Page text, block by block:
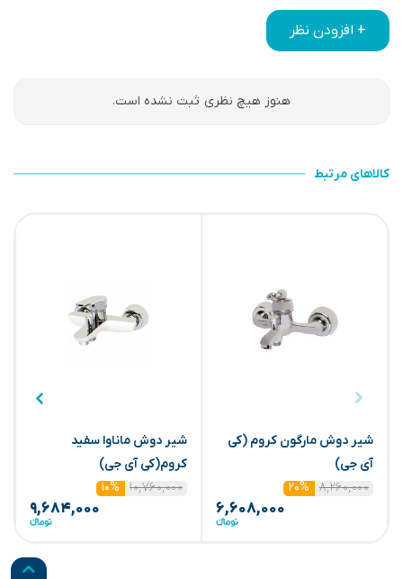
+ افزودن نظر
هنوز هیچ نظری ثبت نشده است.
کالاهای مرتبط
شیر دوش مارگون کروم (کی
آی جی)
۸,۲۶۰,۰۰۰
۲۰%
۶,۶۰۸,۰۰۰
شیر دوش ماناوا سفید
کروم(کی آی جی)
۱۰,۷۶۰,۰۰۰
۱۰%
۹,۶۸۴,۰۰۰